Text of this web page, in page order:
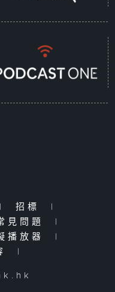
| 招標
|
見問題
|
播放器
|
|